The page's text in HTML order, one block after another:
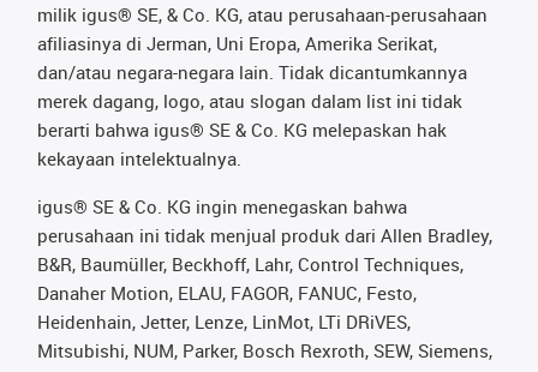
milik igus® SE, & Co. KG, atau perusahaan-perusahaan
afiliasinya di Jerman, Uni Eropa, Amerika Serikat,
dan/atau negara-negara lain. Tidak dicantumkannya
merek dagang, logo, atau slogan dalam list ini tidak
berarti bahwa igus® SE & Co. KG melepaskan hak
kekayaan intelektualnya.
igus® SE & Co. KG ingin menegaskan bahwa
perusahaan ini tidak menjual produk dari Allen Bradley,
B&R, Baumüller, Beckhoff, Lahr, Control Techniques,
Danaher Motion, ELAU, FAGOR, FANUC, Festo,
Heidenhain, Jetter, Lenze, LinMot, LTi DRiVES,
Mitsubishi, NUM, Parker, Bosch Rexroth, SEW, Siemens,